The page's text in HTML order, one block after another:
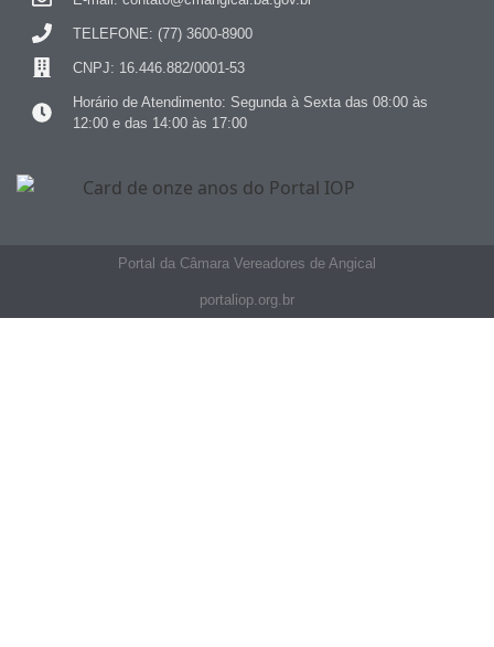
TELEFONE: (77) 3600-8900
CNPJ: 16.446.882/0001-53
Horário de Atendimento: Segunda à Sexta das 08:00 às
12:00 e das 14:00 às 17:00
Portal da Câmara Vereadores de Angical
portaliop.org.br